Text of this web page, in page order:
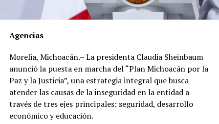
Los documentos oficiales demuestran que el 30 de
de Golf Campestre de San Luis Potosí un inmueble de
millones 671 mil 425 pesos, cuyo pago realizó en una
sola exhibición.
Sin embargo, al hacer una revisión de propiedades en la
zona, se encontró que, en lugar de los 2 millones 671
mil 425 pesos que pagó, el inmueble tiene un valor real
Agencias
Morelia, Michoacán.– La presidenta Claudia Sheinbaum
anunció la puesta en marcha del “Plan Michoacán por la
Paz y la Justicia”, una estrategia integral que busca
atender las causas de la inseguridad en la entidad a
través de tres ejes principales: seguridad, desarrollo
económico y educación.